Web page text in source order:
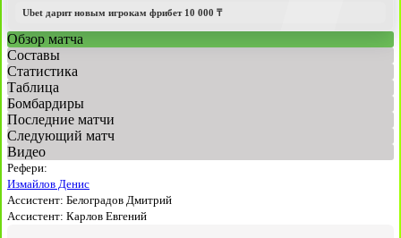
Ubet дарит новым игрокам фрибет 10 000 ₸
Обзор матча
Составы
Статистика
Таблица
Бомбардиры
Последние матчи
Следующий матч
Видео
Рефери:
Измайлов Денис
Ассистент: Белоградов Дмитрий
Ассистент: Карлов Евгений